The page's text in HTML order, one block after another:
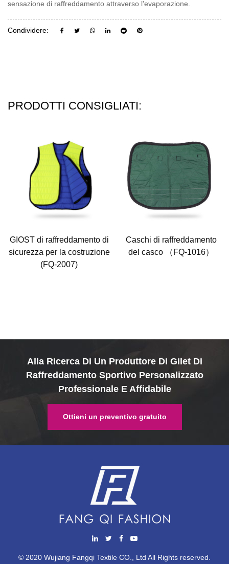
sensazione di raffreddamento attraverso l'evaporazione.
Condividere:
PRODOTTI CONSIGLIATI:
GIOST di raffreddamento di
sicurezza per la costruzione
(FQ-2007)
Caschi di raffreddamento
del casco （FQ-1016）
Alla Ricerca Di Un Produttore Di Gilet Di
Raffreddamento Sportivo Personalizzato
Professionale E Affidabile
Ottieni un preventivo gratuito
© 2020 Wujiang Fangqi Textile CO., Ltd All Rights reserved.